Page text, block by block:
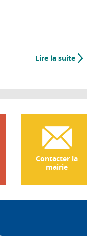
Lire la suite de
Contacter la
mairie